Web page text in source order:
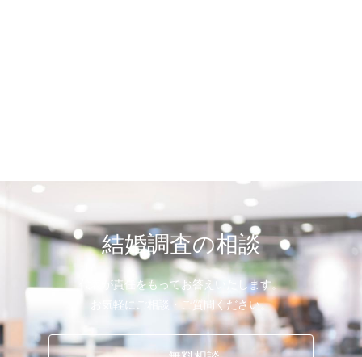
結婚調査の相談
代表が責任をもってお答えいたします。
お気軽にご相談・ご質問ください。